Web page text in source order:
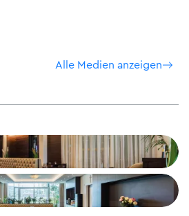
Alle Medien anzeigen